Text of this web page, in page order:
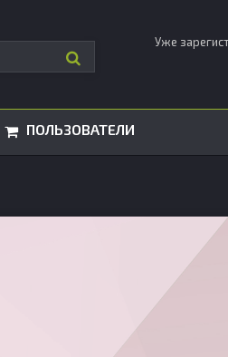
Уже
ПОЛЬЗОВАТЕЛИ